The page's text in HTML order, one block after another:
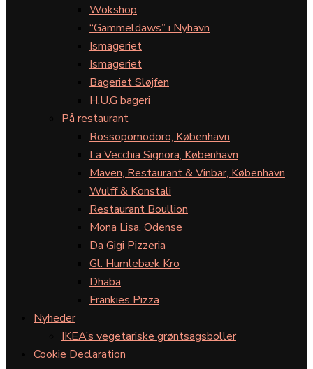
Wokshop
“Gammeldaws” i Nyhavn
Ismageriet
Ismageriet
Bageriet Sløjfen
H.U.G bageri
På restaurant
Rossopomodoro, København
La Vecchia Signora, København
Maven, Restaurant & Vinbar, København
Wulff & Konstali
Restaurant Boullion
Mona Lisa, Odense
Da Gigi Pizzeria
Gl. Humlebæk Kro
Dhaba
Frankies Pizza
Nyheder
IKEA’s vegetariske grøntsagsboller
Cookie Declaration